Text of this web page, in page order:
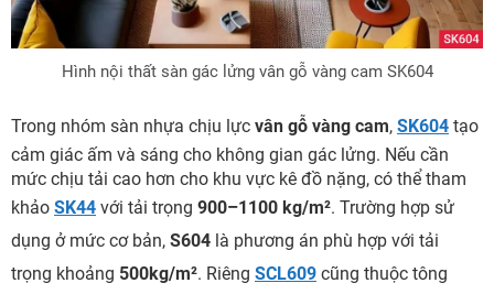
Hình nội thất sàn gác lửng vân gỗ vàng cam SK604
Trong nhóm sàn nhựa chịu lực vân gỗ vàng cam, SK604 tạo
cảm giác ấm và sáng cho không gian gác lửng. Nếu cần
mức chịu tải cao hơn cho khu vực kê đồ nặng, có thể tham
khảo SK44 với tải trọng 900–1100 kg/m². Trường hợp sử
dụng ở mức cơ bản, S604 là phương án phù hợp với tải
trọng khoảng 500kg/m². Riêng SCL609 cũng thuộc tông